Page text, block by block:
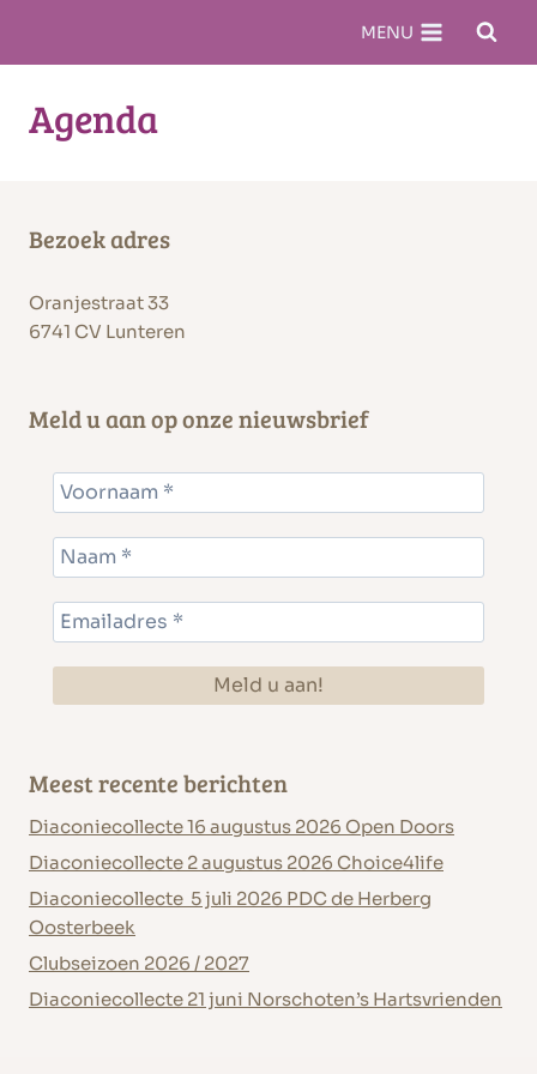
inhoud
MENU
Agenda
Bezoek adres
Oranjestraat 33
6741 CV Lunteren
Meld u aan op onze nieuwsbrief
Meest recente berichten
Diaconiecollecte 16 augustus 2026 Open Doors
Diaconiecollecte 2 augustus 2026 Choice4life
Diaconiecollecte 5 juli 2026 PDC de Herberg
Oosterbeek
Clubseizoen 2026 / 2027
Diaconiecollecte 21 juni Norschoten’s Hartsvrienden